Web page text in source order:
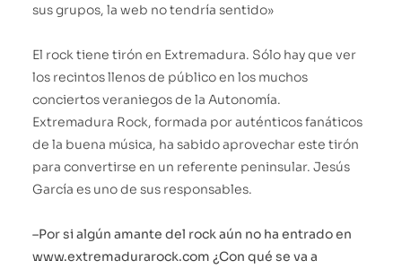
sus grupos, la web no tendría sentido»
El rock tiene tirón en Extremadura. Sólo hay que ver
los recintos llenos de público en los muchos
conciertos veraniegos de la Autonomía.
Extremadura Rock, formada por auténticos fanáticos
de la buena música, ha sabido aprovechar este tirón
para convertirse en un referente peninsular. Jesús
García es uno de sus responsables.
–Por si algún amante del rock aún no ha entrado en
www.extremadurarock.com ¿Con qué se va a